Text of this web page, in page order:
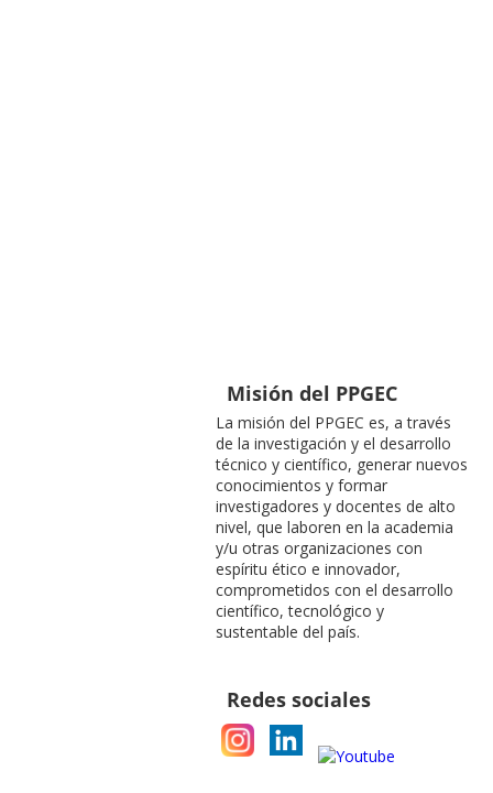
Misión del PPGEC
La misión del PPGEC es, a través
de la investigación y el desarrollo
técnico y científico, generar nuevos
conocimientos y formar
investigadores y docentes de alto
nivel, que laboren en la academia
y/u otras organizaciones con
espíritu ético e innovador,
comprometidos con el desarrollo
científico, tecnológico y
sustentable del país.
Redes sociales